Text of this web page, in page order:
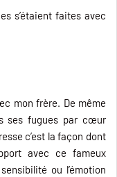
s’étaient faites avec
mon frère. De même
ses fugues par cœur
c’est la façon dont
avec ce fameux
ou l’émotion